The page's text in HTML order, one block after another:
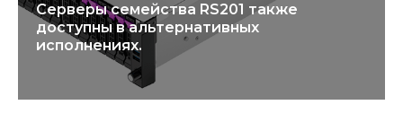
Серверы семейства RS201 также
доступны в альтернативных
исполнениях.